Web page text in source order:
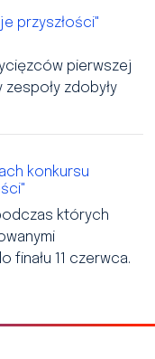
przyszłości"
pierwszej
zespoły zdobyły
konkursu
których
finału 11 czerwca.